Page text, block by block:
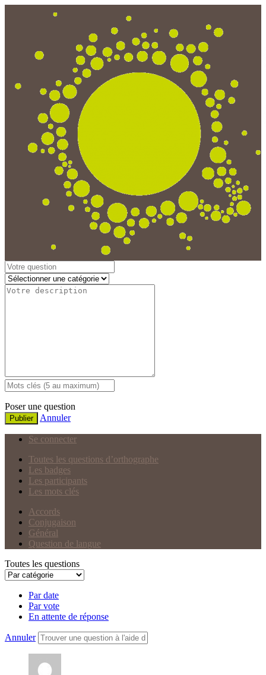
Poser une question
Publier Annuler
Se connecter
Toutes les questions d’orthographe
Les badges
Les participants
Les mots clés
Accords
Conjugaison
Général
Question de langue
Toutes les questions
Par date
Par vote
En attente de réponse
Annuler